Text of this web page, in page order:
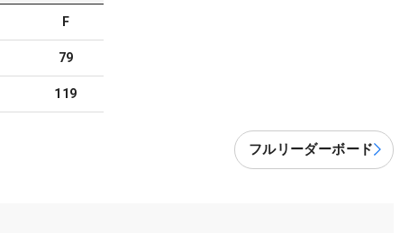
F
79
119
フルリーダーボード